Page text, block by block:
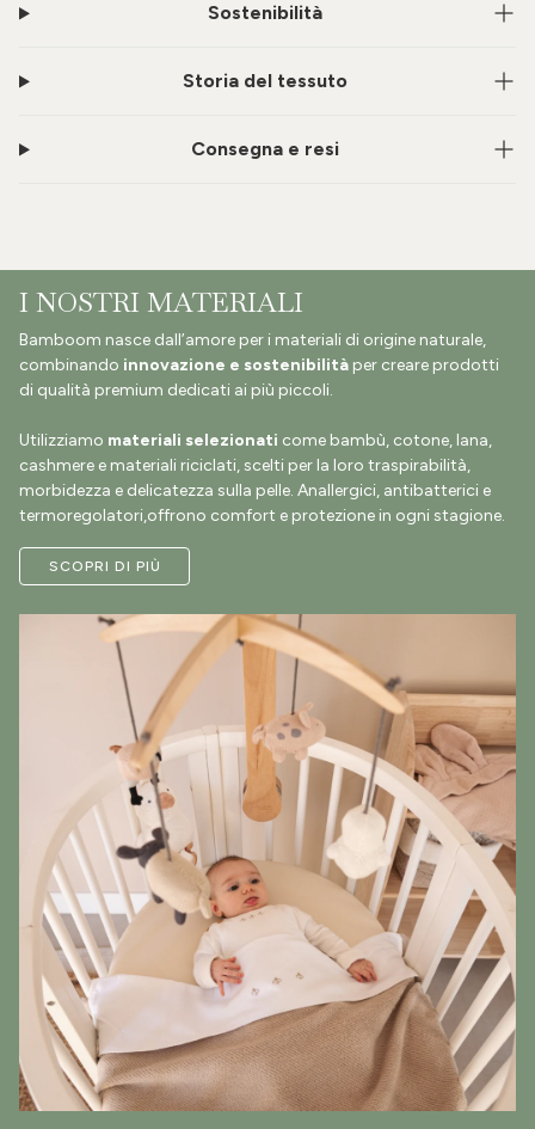
Sostenibilità
Storia del tessuto
Consegna e resi
I NOSTRI MATERIALI
Bamboom nasce dall’amore per i materiali di origine naturale,
combinando innovazione e sostenibilità per creare prodotti
di qualità premium dedicati ai più piccoli.
Utilizziamo materiali selezionati come bambù, cotone, lana,
cashmere e materiali riciclati, scelti per la loro traspirabilità,
morbidezza e delicatezza sulla pelle. Anallergici, antibatterici e
termoregolatori,offrono comfort e protezione in ogni stagione.
SCOPRI DI PIÙ